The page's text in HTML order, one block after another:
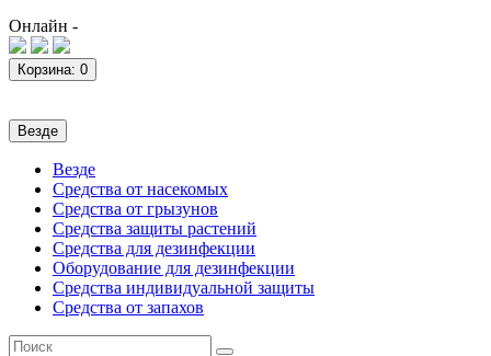
Онлайн -
Корзина: 0
Везде
Везде
Средства от насекомых
Средства от грызунов
Средства защиты растений
Средства для дезинфекции
Оборудование для дезинфекции
Средства индивидуальной защиты
Средства от запахов